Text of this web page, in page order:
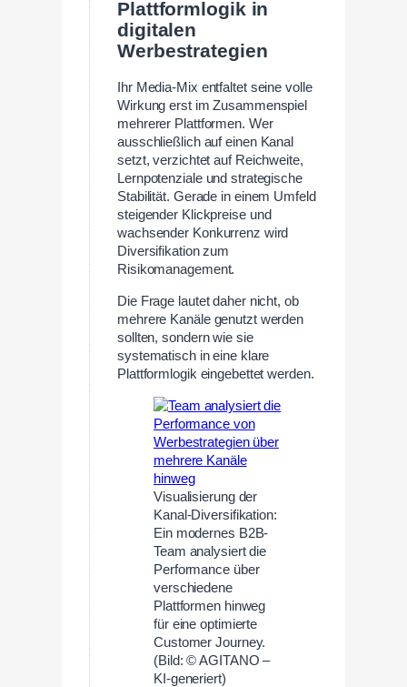
Plattformlogik in
digitalen
Werbestrategien
Ihr Media-Mix entfaltet seine volle
Wirkung erst im Zusammenspiel
mehrerer Plattformen. Wer
ausschließlich auf einen Kanal
setzt, verzichtet auf Reichweite,
Lernpotenziale und strategische
Stabilität. Gerade in einem Umfeld
steigender Klickpreise und
wachsender Konkurrenz wird
Diversifikation zum
Risikomanagement.
Die Frage lautet daher nicht, ob
mehrere Kanäle genutzt werden
sollten, sondern wie sie
systematisch in eine klare
Plattformlogik eingebettet werden.
Visualisierung der
Kanal-Diversifikation:
Ein modernes B2B-
Team analysiert die
Performance über
verschiedene
Plattformen hinweg
für eine optimierte
Customer Journey.
(Bild: © AGITANO –
KI-generiert)